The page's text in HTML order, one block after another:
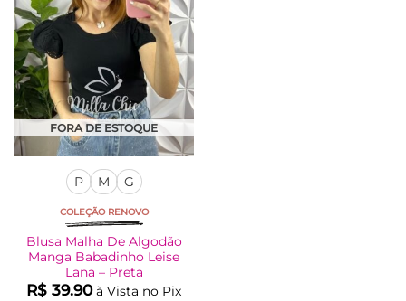
podem
ser
escolhidas
na
página
do
produto
FORA DE ESTOQUE
P M G
COLEÇÃO RENOVO
Blusa Malha De Algodão
Manga Babadinho Leise
Lana – Preta
R$ 39.90 à Vista no Pix